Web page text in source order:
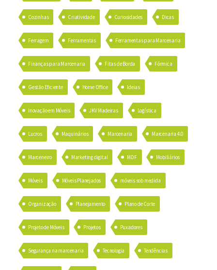
Cozinhas Criatividade Curiosidades Dicas
Ferragem Ferramentas Ferramentas para Marcenaria
Finanças para Marcenaria Fitas de Borda Fórmica
Gestão Eficiente Home Office Ideias
Inovação em Móveis JKV Madeiras Logística
Lucros Maquinários Marcenaria Marcenaria 4.0
Marceneiro Marketing digital MDF Mobiliários
Móveis Móveis Planejados móveis sob medida
Organização Planejamento Plano de Corte
Projeto de Móveis Projetos Puxadores
Segurança na marcenaria Tecnologia Tendências